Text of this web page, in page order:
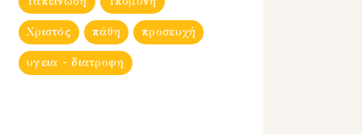
Χριστός πάθη προσευχή
υγεια - διατροφη